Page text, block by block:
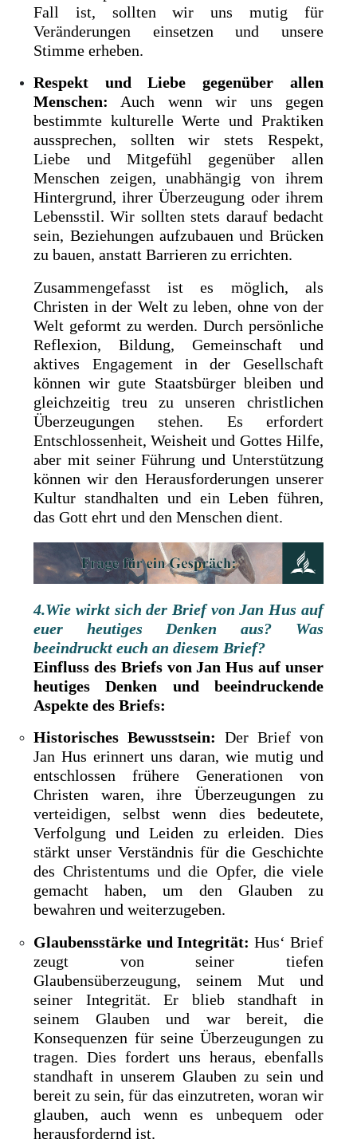
Fall ist, sollten wir uns mutig für
Veränderungen einsetzen und unsere
Stimme erheben.
Respekt und Liebe gegenüber allen
Menschen: Auch wenn wir uns gegen
bestimmte kulturelle Werte und Praktiken
aussprechen, sollten wir stets Respekt,
Liebe und Mitgefühl gegenüber allen
Menschen zeigen, unabhängig von ihrem
Hintergrund, ihrer Überzeugung oder ihrem
Lebensstil. Wir sollten stets darauf bedacht
sein, Beziehungen aufzubauen und Brücken
zu bauen, anstatt Barrieren zu errichten.
Zusammengefasst ist es möglich, als
Christen in der Welt zu leben, ohne von der
Welt geformt zu werden. Durch persönliche
Reflexion, Bildung, Gemeinschaft und
aktives Engagement in der Gesellschaft
können wir gute Staatsbürger bleiben und
gleichzeitig treu zu unseren christlichen
Überzeugungen stehen. Es erfordert
Entschlossenheit, Weisheit und Gottes Hilfe,
aber mit seiner Führung und Unterstützung
können wir den Herausforderungen unserer
Kultur standhalten und ein Leben führen,
das Gott ehrt und den Menschen dient.
4.Wie wirkt sich der Brief von Jan Hus auf
euer heutiges Denken aus? Was
beeindruckt euch an diesem Brief?
Einfluss des Briefs von Jan Hus auf unser
heutiges Denken und beeindruckende
Aspekte des Briefs:
Historisches Bewusstsein: Der Brief von
Jan Hus erinnert uns daran, wie mutig und
entschlossen frühere Generationen von
Christen waren, ihre Überzeugungen zu
verteidigen, selbst wenn dies bedeutete,
Verfolgung und Leiden zu erleiden. Dies
stärkt unser Verständnis für die Geschichte
des Christentums und die Opfer, die viele
gemacht haben, um den Glauben zu
bewahren und weiterzugeben.
Glaubensstärke und Integrität: Hus‘ Brief
zeugt von seiner tiefen
Glaubensüberzeugung, seinem Mut und
seiner Integrität. Er blieb standhaft in
seinem Glauben und war bereit, die
Konsequenzen für seine Überzeugungen zu
tragen. Dies fordert uns heraus, ebenfalls
standhaft in unserem Glauben zu sein und
bereit zu sein, für das einzutreten, woran wir
glauben, auch wenn es unbequem oder
herausfordernd ist.